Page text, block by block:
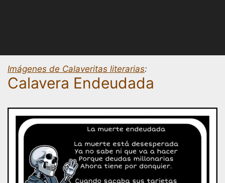
Imágenes de Calaveritas literarias:
Calavera Endeudada